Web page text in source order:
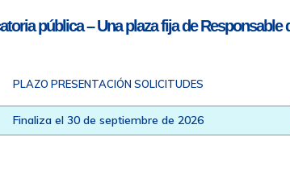
Información SAC
© Todos los derechos reservados |
pública – Una plaza fija de
PLAZO PRESENTACIÓN SOLICITUDES
Finaliza el 30 de septiembre de 2026